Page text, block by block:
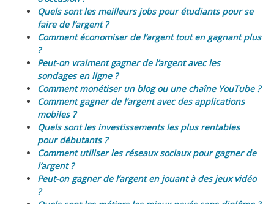
Quels sont les meilleurs jobs pour étudiants pour se
faire de l’argent ?
Comment économiser de l’argent tout en gagnant plus
?
Peut-on vraiment gagner de l’argent avec les
sondages en ligne ?
Comment monétiser un blog ou une chaîne YouTube ?
Comment gagner de l’argent avec des applications
mobiles ?
Quels sont les investissements les plus rentables
pour débutants ?
Comment utiliser les réseaux sociaux pour gagner de
l’argent ?
Peut-on gagner de l’argent en jouant à des jeux vidéo
?